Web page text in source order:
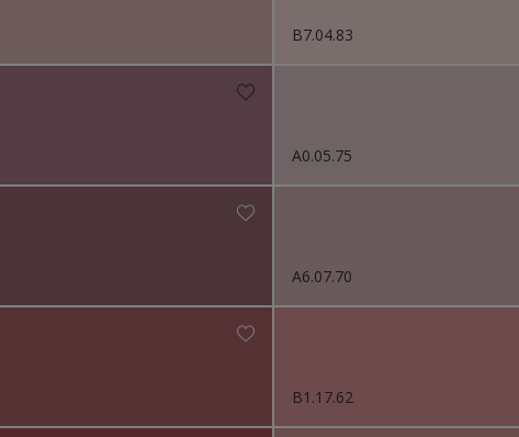
B7.04.83
A0.05.75
A6.07.70
B1.17.62